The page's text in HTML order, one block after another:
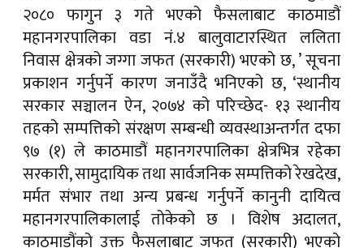
२०८० फागुन ३ गते भएको फैसलाबाट काठमाडौं
महानगरपालिका वडा नं.४ बालुवाटारस्थित ललिता
निवास क्षेत्रको जग्गा जफत (सरकारी) भएको छ, ’ सूचना
प्रकाशन गर्नुपर्ने कारण जनाउँदै भनिएको छ, ‘स्थानीय
सरकार सञ्चालन ऐन, २०७४ को परिच्छेद- १३ स्थानीय
तहको सम्पत्तिको संरक्षण सम्बन्धी व्यवस्थाअन्तर्गत दफा
९७ (१) ले काठमाडौं महानगरपालिका क्षेत्रभित्र रहेका
सरकारी, सामुदायिक तथा सार्वजनिक सम्पत्तिको रेखदेख,
मर्मत संभार तथा अन्य प्रबन्ध गर्नुपर्ने कानुनी दायित्व
महानगरपालिकालाई तोकेको छ । विशेष अदालत,
काठमाडौंको उक्त फैसलाबाट जफत (सरकारी) भएको